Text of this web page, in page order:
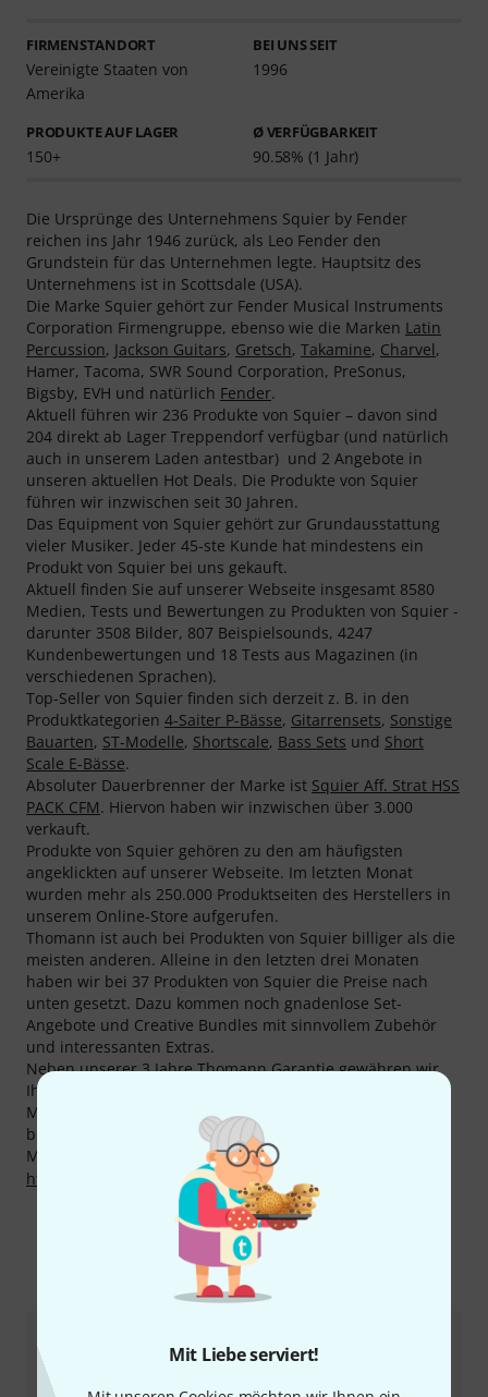
Mit Liebe serviert!
FIRMENSTANDORT
Vereinigte Staaten von
Amerika
BEI UNS SEIT
1996
PRODUKTE AUF LAGER
150+
Ø VERFÜGBARKEIT
90.58% (1 Jahr)
Die Ursprünge des Unternehmens Squier by Fender
reichen ins Jahr 1946 zurück, als Leo Fender den
Grundstein für das Unternehmen legte. Hauptsitz des
Unternehmens ist in Scottsdale (USA).
Die Marke Squier gehört zur Fender Musical Instruments
Corporation Firmengruppe, ebenso wie die Marken Latin
Percussion, Jackson Guitars, Gretsch, Takamine, Charvel,
Hamer, Tacoma, SWR Sound Corporation, PreSonus,
Bigsby, EVH und natürlich Fender.
Aktuell führen wir 236 Produkte von Squier – davon sind
204 direkt ab Lager Treppendorf verfügbar (und natürlich
auch in unserem Laden antestbar) und 2 Angebote in
unseren aktuellen Hot Deals. Die Produkte von Squier
führen wir inzwischen seit 30 Jahren.
Das Equipment von Squier gehört zur Grundausstattung
vieler Musiker. Jeder 45-ste Kunde hat mindestens ein
Produkt von Squier bei uns gekauft.
Aktuell finden Sie auf unserer Webseite insgesamt 8580
Medien, Tests und Bewertungen zu Produkten von Squier -
darunter 3508 Bilder, 807 Beispielsounds, 4247
Kundenbewertungen und 18 Tests aus Magazinen (in
verschiedenen Sprachen).
Top-Seller von Squier finden sich derzeit z. B. in den
Produktkategorien 4-Saiter P-Bässe, Gitarrensets, Sonstige
Bauarten, ST-Modelle, Shortscale, Bass Sets und Short
Scale E-Bässe.
Absoluter Dauerbrenner der Marke ist Squier Aff. Strat HSS
PACK CFM. Hiervon haben wir inzwischen über 3.000
verkauft.
Produkte von Squier gehören zu den am häufigsten
angeklickten auf unserer Webseite. Im letzten Monat
wurden mehr als 250.000 Produktseiten des Herstellers in
unserem Online-Store aufgerufen.
Thomann ist auch bei Produkten von Squier billiger als die
meisten anderen. Alleine in den letzten drei Monaten
haben wir bei 37 Produkten von Squier die Preise nach
unten gesetzt. Dazu kommen noch gnadenlose Set-
Angebote und Creative Bundles mit sinnvollem Zubehör
und interessanten Extras.
Neben unserer 3 Jahre Thomann Garantie gewähren wir
Ihnen auch auf Produkte von Squier unsere 30-tägige
Money-Back-Garantie. Unsere kompetenten Fachleute
bieten Ihnen zudem weiteren Service vor Ort.
Mehr Informationen zum Hersteller finden Sie auf
http://www.squierguitars.com/
Mehr zu Squier